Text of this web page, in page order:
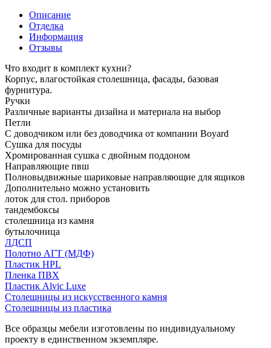
Описание
Отделка
Информация
Отзывы
Что входит в комплект кухни?
Корпус, влагостойкая столешница, фасады, базовая
фурнитура.
Ручки
Различные варианты дизайна и материала на выбор
Петли
С доводчиком или без доводчика от компании Boyard
Сушка для посуды
Хромированная сушка с двойным поддоном
Направляющие пвш
Полновыдвижные шариковые направляющие для ящиков
Дополнительно можно установить
лоток для стол. приборов
тандембоксы
столешница из камня
бутылочница
ЛДСП
Полотно АГТ (МДФ)
Пластик HPL
Пленка ПВХ
Пластик Alvic Luxe
Столешницы из искусственного камня
Столешницы из пластика
Все образцы мебели изготовлены по индивидуальному
проекту в единственном экземпляре.